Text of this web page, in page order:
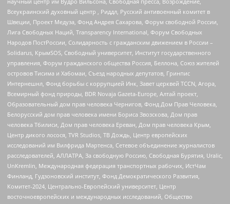
Всеукраинский духовный центр , Риддл, Русский антивоенный комитет в
Швеции, Проект Медуза, Фонд Андрея Сахарова, Форум свободной России,
Лига Свободных Наций, Transparеncy International, Форум Свободных
Народов ПостРоссии, Солидарность с гражданским движением в России –
Solidarus, КрымSOS, Свободный университет, Институт государственного
управления, Форум гражданского общества Россия, Беллона, Союз жителей
островов Тисима и Хабомаи, Съезд народных депутатов, Гринпис
Интернешнл, Фонд борьбы с коррупцией Инк, Завет церквей TCCN, Агора,
Всемирный фонд природы, BDR Novaja Gazeta-Europe, Алтай проект,
Образовательный дом прав человека Чернигов, Фонд Дом Прав Человека,
Белорусский дом прав человека имени Бориса Звозскова, Дом прав
человека Тбилиси, Дом прав человека Ереван, Дом прав человека Крым,
Центр дикого лосося, TVR Studios, ТВ Дождь, Центр европейских
исследований им Вилфрида Мартенса, Сетевое объединение журналистов
расследователей, АЛЛАТРА, За свободную Россию, Свободная Бурятия, Uralic,
UnKremlin, Международная федерация транспортных рабочих, ИстЧам
Финланд, Гудзоновский институт, Фонд Демократического Развития,
Комитет-2024, Центрально-Европейский университет, Центр
восточноевропейских и международных исследований, Общество